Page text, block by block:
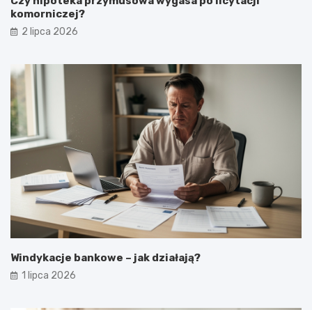
komorniczej?
2 lipca 2026
Windykacje bankowe – jak działają?
1 lipca 2026